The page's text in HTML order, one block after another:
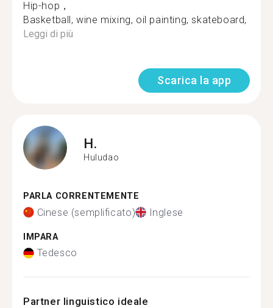
Hip-hop，
Basketball, wine mixing, oil painting, skateboard, all
Leggi di più
Scarica la app
H.
Huludao
PARLA CORRENTEMENTE
Cinese (semplificato) Inglese
IMPARA
Tedesco
Partner linguistico ideale